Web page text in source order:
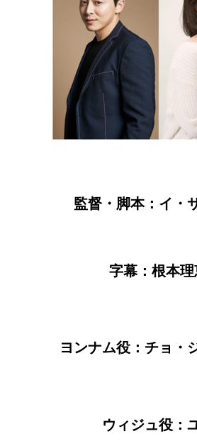
監督・脚本：イ・
字幕：根本理
ヨンナム役：チョ・
ウィジュ役：